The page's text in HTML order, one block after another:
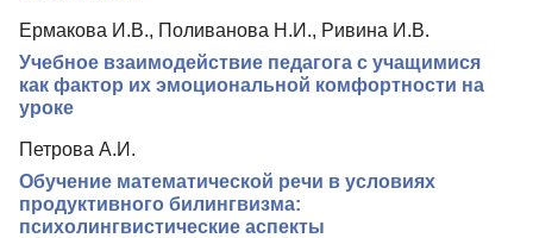
Ермакова И.В., Поливанова Н.И., Ривина И.В.
Учебное взаимодействие педагога с учащимися
как фактор их эмоциональной комфортности на
уроке
Петрова А.И.
Обучение математической речи в условиях
продуктивного билингвизма:
психолингвистические аспекты